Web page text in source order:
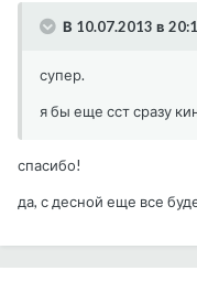
В 10.07.2013 в
супер.
я бы еще сст сразу
спасибо!
да, с десной еще все